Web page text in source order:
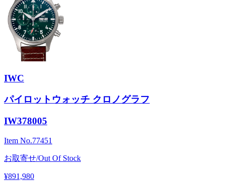
IWC
パイロットウォッチ クロノグラフ
IW378005
Item No.77451
お取寄せ/Out Of Stock
¥891,980